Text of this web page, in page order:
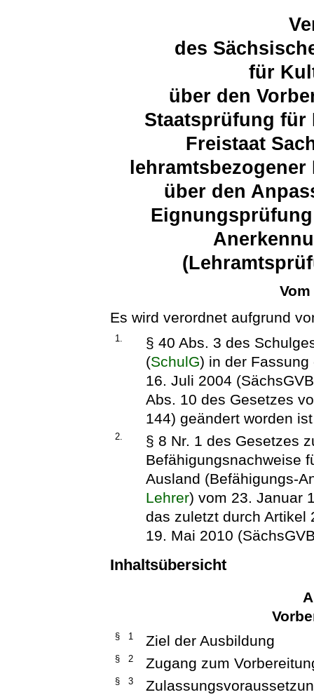
des
für
über den
Staatsprüfung für
Freistaat
über den
Es wird verordnet aufgrund
1.
§ 40 Abs. 3 des
(SchulG) in der
16. Juli 2004
Abs. 10 des Gesetzes
144) geändert worden
2.
§ 8 Nr. 1 des Gesetzes
Befähigungsnachweise
Ausland (Befähigungs-
Lehrer) vom 23. Januar
das zuletzt durch Artikel
19. Mai 2010
Inhaltsübersicht
§ 1 Ziel der Ausbildung
§ 2 Zugang zum
§ 3